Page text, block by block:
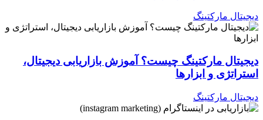
دیجیتال مارکتینگ
دیجیتال مارکتینگ چیست؟ آموزش بازاریابی دیجیتال،
استراتژی و ابزارها
دیجیتال مارکتینگ